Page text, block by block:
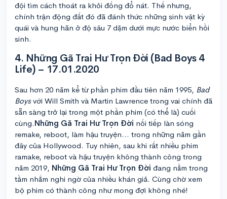
đội tìm cách thoát ra khỏi đống đổ nát. Thế nhưng,
chính trận động đất đó đã đánh thức những sinh vật kỳ
quái và hung hãn ở độ sâu 7 dặm dưới mực nước biển hồi
sinh.
4. Những Gã Trai Hư Trọn Đời (Bad Boys 4
Life) – 17.01.2020
Sau hơn 20 năm kể từ phần phim đầu tiên năm 1995, Bad
Boysvới Will Smith và Martin Lawrence trong vai chính đã
sẵn sàng trở lại trong một phần phim (có thể là) cuối
cùng.Những Gã Trai Hư Trọn Đời nối tiếp làn sóng
remake, reboot, làm hậu truyện… trong những năm gần
đây của Hollywood. Tuy nhiên, sau khi rất nhiều phim
ramake, reboot và hậu truyện không thành công trong
năm 2019, Những Gã Trai Hư Trọn Đời đang nằm trong
tầm nhắm nghi ngờ của nhiều khán giả. Cùng chờ xem
bộ phim có thành công như mong đợi không nhé!